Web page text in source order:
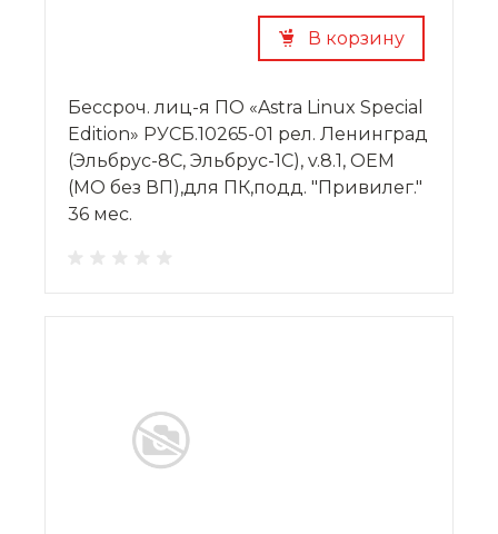
В корзину
Бессроч. лиц-я ПО «Astra Linux Special
Edition» РУСБ.10265-01 рел. Ленинград
(Эльбрус-8С, Эльбрус-1С), v.8.1, OEM
(МО без ВП),для ПК,подд. "Привилег."
36 мес.